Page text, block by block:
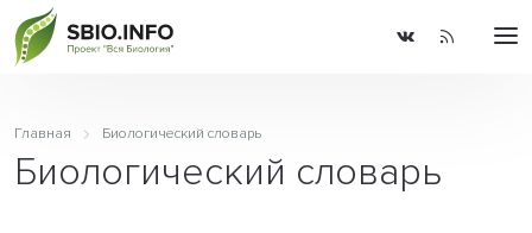
Главная Биологический словарь
Биологический словарь